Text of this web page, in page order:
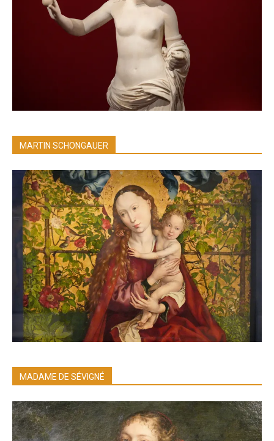
MARTIN SCHONGAUER
MADAME DE SÉVIGNÉ